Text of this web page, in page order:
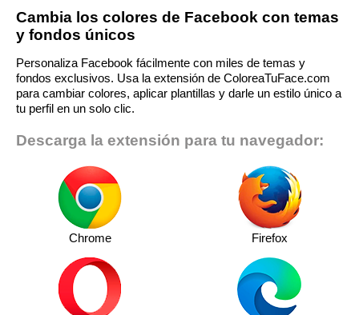
Cambia los colores de Facebook con temas
y fondos únicos
Personaliza Facebook fácilmente con miles de temas y
fondos exclusivos. Usa la extensión de ColoreaTuFace.com
para cambiar colores, aplicar plantillas y darle un estilo único a
tu perfil en un solo clic.
Descarga la extensión para tu navegador:
Chrome Firefox